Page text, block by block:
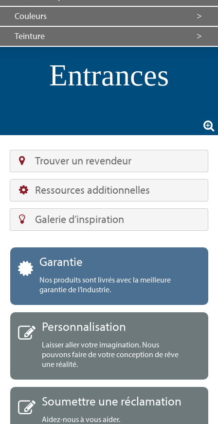
Couleurs
Teinture
Entrances
Trouver un revendeur
Ressources additionnelles
Galerie d’inspiration
Garantie
Nos produits sont livrés avec la meilleure
garantie de l’industrie.
Personnalisation
Laisser aller votre imagination. Nous
pouvons faire de votre conception de rêve
une réalité.
Soumettre une réclamation
Aidez-nous à vous aider.